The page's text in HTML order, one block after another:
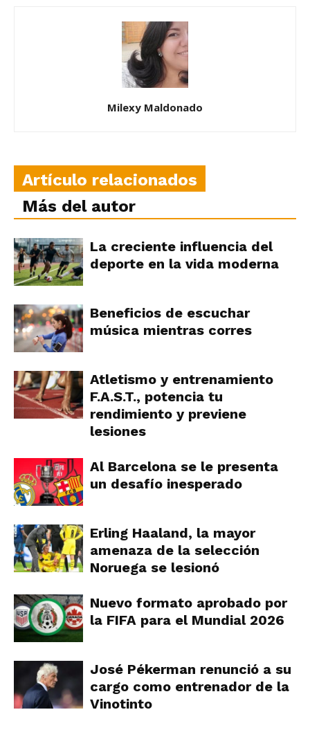
Milexy Maldonado
Artículo relacionados
Más del autor
La creciente influencia del
deporte en la vida moderna
Beneficios de escuchar
música mientras corres
Atletismo y entrenamiento
F.A.S.T., potencia tu
rendimiento y previene
lesiones
Al Barcelona se le presenta
un desafío inesperado
Erling Haaland, la mayor
amenaza de la selección
Noruega se lesionó
Nuevo formato aprobado por
la FIFA para el Mundial 2026
José Pékerman renunció a su
cargo como entrenador de la
Vinotinto